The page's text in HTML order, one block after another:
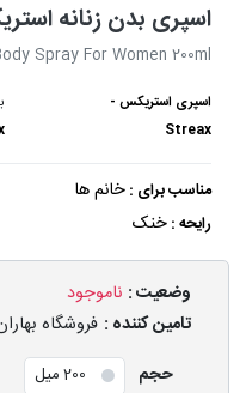
اسپری بدن زنانه
Spray For Women 200ml
اسپری استریکس -
Streax
مناسب برای :خانم ها
رایحه :خنک
وضعیت : ناموجود
تامین کننده : فروشگاه
حجم
200 میل